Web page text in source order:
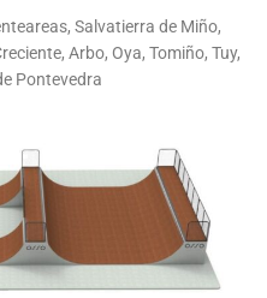
Salvatierra de Miño,
Arbo, Oya, Tomiño, Tuy,
Pontevedra